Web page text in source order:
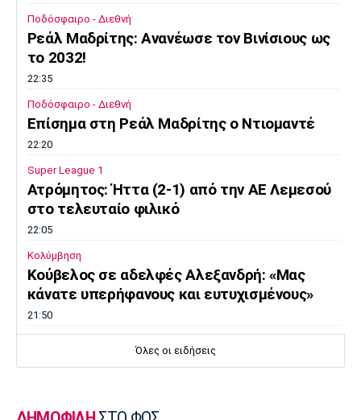
Ποδόσφαιρο - Διεθνή
Ρεάλ Μαδρίτης: Ανανέωσε τον Βινίσιους ως
το 2032!
22:35
Ποδόσφαιρο - Διεθνή
Επίσημα στη Ρεάλ Μαδρίτης ο Ντιομαντέ
22:20
Super League 1
Ατρόμητος: Ήττα (2-1) από την ΑΕ Λεμεσού
στο τελευταίο φιλικό
22:05
Κολύμβηση
Κούβελος σε αδελφές Αλεξανδρή: «Μας
κάνατε υπερήφανους και ευτυχισμένους»
21:50
Ο Ζορζίνιο στον Πανσερραϊκό
Όλες οι ειδήσεις